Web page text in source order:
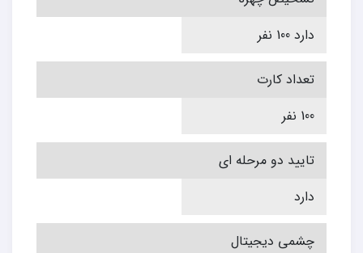
دارد 100 نفر
تعداد کارت
100 نفر
تایید دو مرحله ای
دارد
چشمی دیجیتال